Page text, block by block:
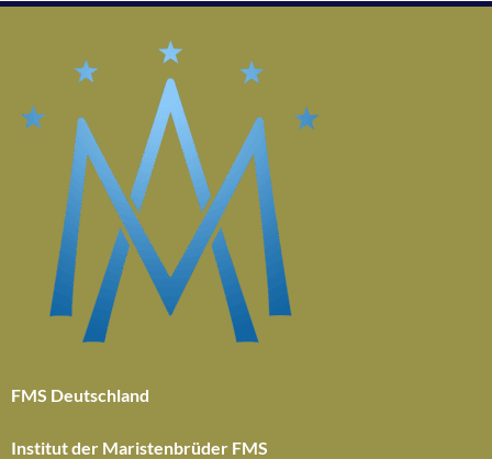
FMS Deutschland
Institut der Maristenbrüder FMS